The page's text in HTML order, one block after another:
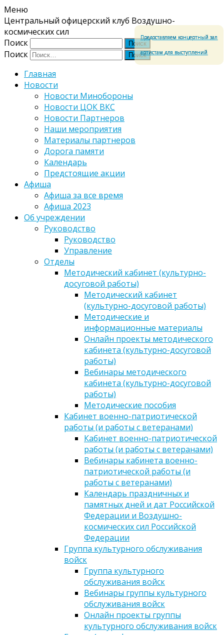
Меню
Центральный офицерский клуб Воздушно-
космических сил
Поиск
Поиск
Главная
Новости
Новости Минобороны
Новости ЦОК ВКС
Новости Партнеров
Наши мероприятия
Материалы партнеров
Дорога памяти
Календарь
Предстоящие акции
Афиша
Афиша за все время
Афиша 2023
Об учреждении
Руководство
Руководство
Управление
Отделы
Методический кабинет (культурно-
досуговой работы)
Методический кабинет
(культурно-досуговой работы)
Методические и
информационные материалы
Онлайн проекты методического
кабинета (культурно-досуговой
работы)
Вебинары методического
кабинета (культурно-досуговой
работы)
Методические пособия
Кабинет военно-патриотической
работы (и работы с ветеранами)
Кабинет военно-патриотической
работы (и работы с ветеранами)
Вебинары кабинета военно-
патриотической работы (и
работы с ветеранами)
Календарь праздничных и
памятных дней и дат Российской
Федерации и Воздушно-
космических сил Российской
Федерации
Группа культурного обслуживания
войск
Группа культурного
обслуживания войск
Вебинары группы культурного
обслуживания войск
Онлайн проекты группы
культурного обслуживания войск
Предоставляем концертный зал
артистам для выступлений